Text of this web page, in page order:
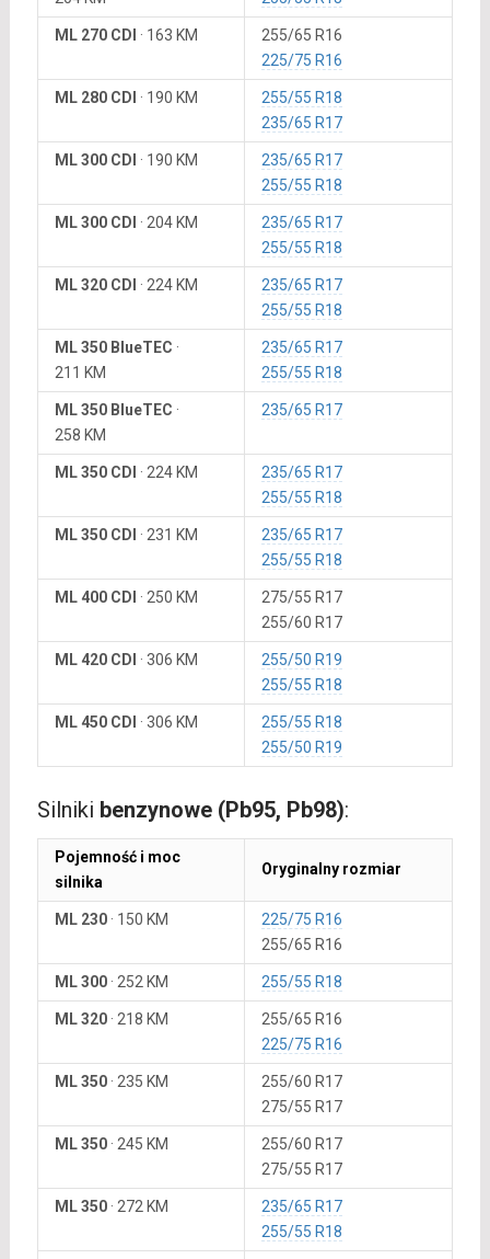
ML 270 CDI · 163 KM
255/65 R16
225/75 R16
ML 280 CDI · 190 KM
255/55 R18
235/65 R17
ML 300 CDI · 190 KM
235/65 R17
255/55 R18
ML 300 CDI · 204 KM
235/65 R17
255/55 R18
ML 320 CDI · 224 KM
235/65 R17
255/55 R18
ML 350 BlueTEC ·
211 KM
235/65 R17
255/55 R18
ML 350 BlueTEC ·
258 KM
235/65 R17
ML 350 CDI · 224 KM
235/65 R17
255/55 R18
ML 350 CDI · 231 KM
235/65 R17
255/55 R18
ML 400 CDI · 250 KM
275/55 R17
255/60 R17
ML 420 CDI · 306 KM
255/50 R19
255/55 R18
ML 450 CDI · 306 KM
255/55 R18
255/50 R19
Silniki benzynowe (Pb95, Pb98):
Pojemność i moc
silnika
Oryginalny rozmiar
ML 230· 150 KM
225/75 R16
255/65 R16
ML 300· 252 KM 255/55 R18
ML 320· 218 KM
255/65 R16
225/75 R16
ML 350· 235 KM
255/60 R17
275/55 R17
ML 350· 245 KM
255/60 R17
275/55 R17
ML 350· 272 KM
235/65 R17
255/55 R18